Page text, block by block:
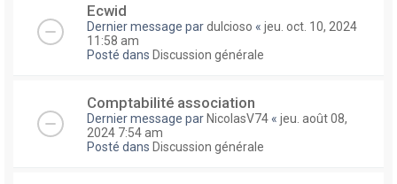
Ecwid
Dernier message pardulcioso « jeu. oct. 10, 2024
11:58 am
Posté dans Discussion générale
Comptabilité association
Dernier message par NicolasV74 « jeu. août 08,
2024 7:54 am
Posté dans Discussion générale